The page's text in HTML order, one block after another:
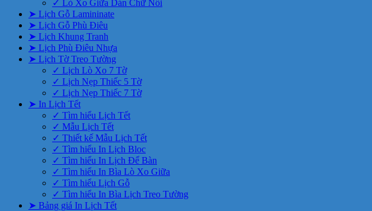
✓ Lò Xo Giữa Dán Chữ Nổi
➤ Lịch Gỗ Lamininate
➤ Lịch Gỗ Phù Điêu
➤ Lịch Khung Tranh
➤ Lịch Phù Điêu Nhựa
➤ Lịch Tờ Treo Tường
✓ Lịch Lò Xo 7 Tờ
✓ Lịch Nẹp Thiếc 5 Tờ
✓ Lịch Nẹp Thiếc 7 Tờ
➤ In Lịch Tết
✓ Tìm hiểu Lịch Tết
✓ Mẫu Lịch Tết
✓ Thiết kế Mẫu Lịch Tết
✓ Tìm hiểu In Lịch Bloc
✓ Tìm hiểu In Lịch Để Bàn
✓ Tìm hiểu In Bìa Lò Xo Giữa
✓ Tìm hiểu Lịch Gỗ
✓ Tìm hiểu In Bìa Lịch Treo Tường
➤ Bảng giá In Lịch Tết